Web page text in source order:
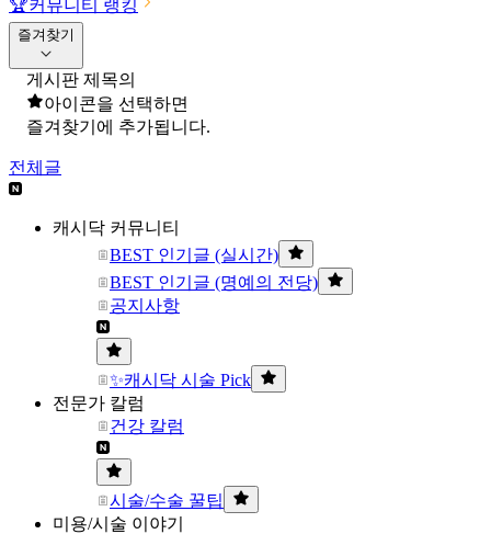
🏆커뮤니티 랭킹
즐겨찾기
게시판 제목의
아이콘을 선택하면
즐겨찾기에 추가됩니다.
전체글
캐시닥 커뮤니티
BEST 인기글 (실시간)
BEST 인기글 (명예의 전당)
공지사항
✨캐시닥 시술 Pick
전문가 칼럼
건강 칼럼
시술/수술 꿀팁
미용/시술 이야기